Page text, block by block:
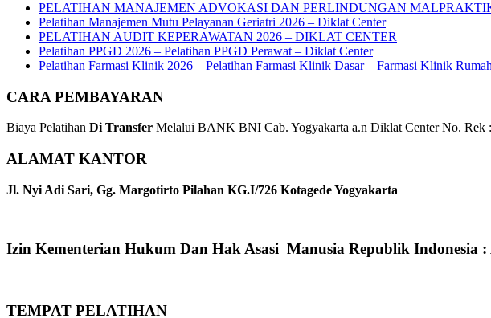
PELATIHAN MANAJEMEN ADVOKASI DAN PERLINDUNGAN
Pelatihan Manajemen Mutu Pelayanan Geriatri 2026 – Diklat Center
PELATIHAN AUDIT KEPERAWATAN 2026 – DIKLAT CENTER
Pelatihan PPGD 2026 – Pelatihan PPGD Perawat – Diklat Center
Pelatihan Farmasi Klinik 2026 – Pelatihan Farmasi Klinik Dasar – Farmasi Klinik
CARA PEMBAYARAN
Biaya Pelatihan Di Transfer Melalui BANK BNI Cab. Yogyakarta a.n Diklat Center No. Rek
ALAMAT KANTOR
Jl. Nyi Adi Sari, Gg. Margotirto Pilahan KG.I/726 Kotagede Yogyakarta
Izin Kementerian Hukum Dan Hak Asasi Manusia Republik Indonesia
TEMPAT PELATIHAN